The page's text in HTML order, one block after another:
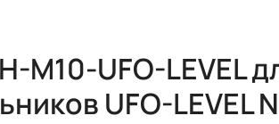
M10-UFO-LEVEL
UFO-LEVEL